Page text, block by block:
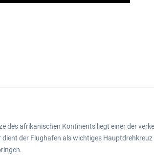
des afrikanischen Kontinents liegt einer der
der Flughafen als wichtiges